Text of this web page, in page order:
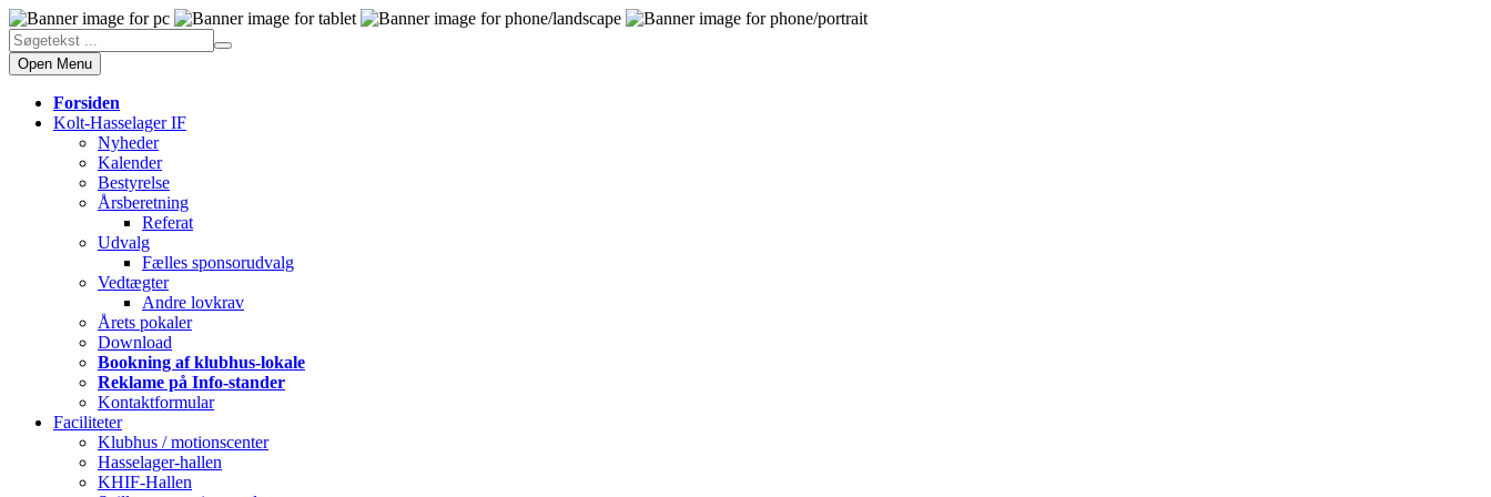
Open Menu
Forsiden
Kolt-Hasselager IF
Nyheder
Kalender
Bestyrelse
Årsberetning
Referat
Udvalg
Fælles sponsorudvalg
Vedtægter
Andre lovkrav
Årets pokaler
Download
Bookning af klubhus-lokale
Reklame på Info-stander
Kontaktformular
Faciliteter
Klubhus / motionscenter
Hasselager-hallen
KHIF-Hallen